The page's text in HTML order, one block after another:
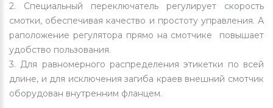
2. Специальный переключатель регулирует скорость
смотки, обеспечивая качество и простоту управления. А
раположение регулятора прямо на смотчике повышает
удобство пользования.
3. Для равномерного распределения этикетки по всей
длине, и для исключения загиба краев внешний смотчик
оборудован внутренним фланцем.